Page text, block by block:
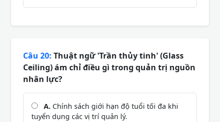
Câu 20: Thuật ngữ 'Trần thủy tinh' (Glass
Ceiling) ám chỉ điều gì trong quản trị nguồn
nhân lực?
A. Chính sách giới hạn độ tuổi tối đa khi
tuyển dụng các vị trí quản lý.